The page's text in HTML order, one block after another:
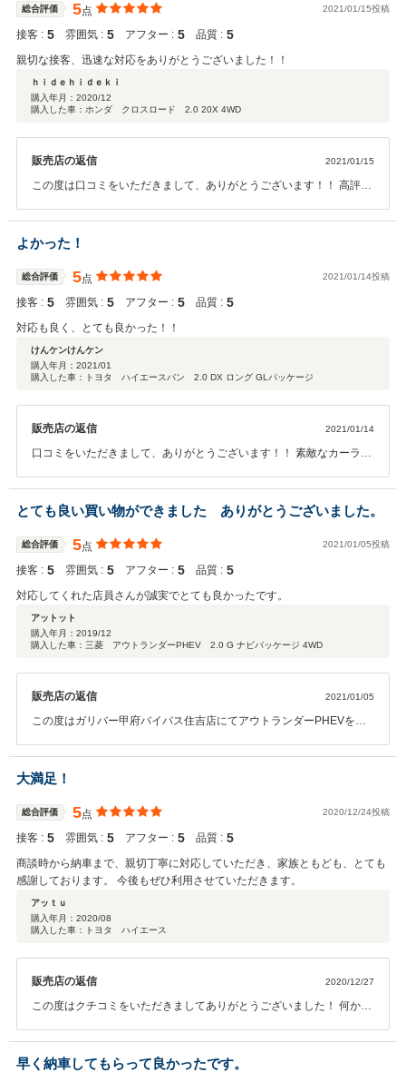
総合評価 5点 2021/01/15投稿
接客 : 5 雰囲気 : 5 アフター : 5 品質 : 5
親切な接客、迅速な対応をありがとうございました！！
ｈｉｄｅｈｉｄｅｋｉ
購入年月： 2020/12
購入した車：ホンダ クロスロード 2.0 20X 4WD
販売店の返信 2021/01/15
この度は口コミをいただきまして、ありがとうございます！！ 高評価
絡下さい！
よかった！
総合評価 5点 2021/01/14投稿
接客 : 5 雰囲気 : 5 アフター : 5 品質 : 5
対応も良く、とても良かった！！
けんケンけんケン
購入年月： 2021/01
購入した車：トヨタ ハイエースバン 2.0 DX ロング GLパッケージ
販売店の返信 2021/01/14
口コミをいただきまして、ありがとうございます！！ 素敵なカーライ
とても良い買い物ができました ありがとうございました。
総合評価 5点 2021/01/05投稿
接客 : 5 雰囲気 : 5 アフター : 5 品質 : 5
対応してくれた店員さんが誠実でとても良かったです。
アットット
購入年月： 2019/12
購入した車：三菱 アウトランダーPHEV 2.0 G ナビパッケージ 4WD
販売店の返信 2021/01/05
この度はガリバー甲府バイパス住吉店にてアウトランダーPHEVをご
くお願いいたします！ お力添えお役に立てますよう精一杯サポートさ
せていただきます。
大満足！
総合評価 5点 2020/12/24投稿
接客 : 5 雰囲気 : 5 アフター : 5 品質 : 5
商談時から納車まで、親切丁寧に対応していただき、家族ともども、とても
感謝しております。 今後もぜひ利用させていただきます。
アッｔｕ
購入年月： 2020/08
購入した車：トヨタ ハイエース
販売店の返信 2020/12/27
この度はクチコミをいただきましてありがとうございました！ 何かあ
早く納車してもらって良かったです。